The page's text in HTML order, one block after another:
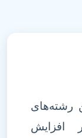
رشته‌های
افزایش